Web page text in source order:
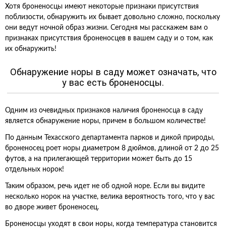
Хотя броненосцы имеют некоторые признаки присутствия
поблизости, обнаружить их бывает довольно сложно, поскольку
они ведут ночной образ жизни. Сегодня мы расскажем вам о
признаках присутствия броненосцев в вашем саду и о том, как
их обнаружить!
Обнаружение норы в саду может означать, что
у вас есть броненосцы.
Одним из очевидных признаков наличия броненосца в саду
является обнаружение норы, причем в большом количестве!
По данным Техасского департамента парков и дикой природы,
броненосец роет норы диаметром 8 дюймов, длиной от 2 до 25
футов, а на прилегающей территории может быть до 15
отдельных норок!
Таким образом, речь идет не об одной норе. Если вы видите
несколько норок на участке, велика вероятность того, что у вас
во дворе живет броненосец.
Броненосцы уходят в свои норы, когда температура становится